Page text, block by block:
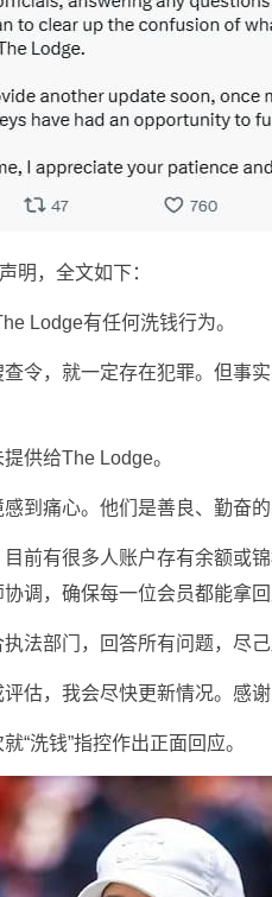
明，全文如下：
Lodge有任何洗钱行为。
令，就一定存在犯罪。但事
供给The Lodge。
到痛心。他们是善良、勤奋
前有很多人账户存有余额或
调，确保每一位会员都能拿回
法部门，回答所有问题，尽己
估，我会尽快更新情况。感
“洗钱”指控作出正面回应。